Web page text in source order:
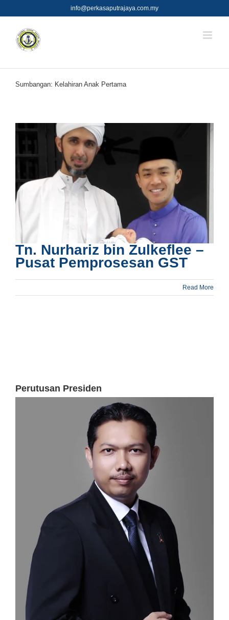
to
info@perkasaputrajaya.com.my
Sumbangan: Kelahiran Anak Pertama
Tn. Nurhariz bin Zulkeflee –
Pusat Pemprosesan GST
Read More
Perutusan Presiden